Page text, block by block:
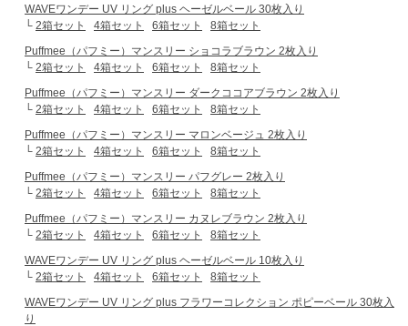
WAVEワンデー UV リング plus ヘーゼルベール 30枚入り
└ 2箱セット 4箱セット 6箱セット
8箱セット
Puffmee（パフミー）マンスリー ショコラブラウン 2枚入り
└ 2箱セット 4箱セット 6箱セット
8箱セット
Puffmee（パフミー）マンスリー ダークココアブラウン 2枚入り
└ 2箱セット 4箱セット 6箱セット
8箱セット
Puffmee（パフミー）マンスリー マロンベージュ 2枚入り
└ 2箱セット 4箱セット 6箱セット
8箱セット
Puffmee（パフミー）マンスリー パフグレー 2枚入り
└ 2箱セット 4箱セット 6箱セット
8箱セット
Puffmee（パフミー）マンスリー カヌレブラウン 2枚入り
└ 2箱セット 4箱セット 6箱セット
8箱セット
WAVEワンデー UV リング plus ヘーゼルベール 10枚入り
└ 2箱セット 4箱セット 6箱セット
8箱セット
WAVEワンデー UV リング plus フラワーコレクション ポピーベール 30枚入
り